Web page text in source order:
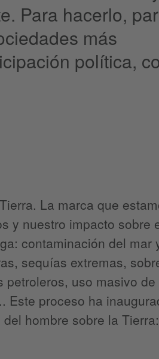
Para hacerlo,
más
política,
La marca que
y nuestro impacto sobre
contaminación del mar
sequías extremas,
uso masivo
Este proceso ha
hombre sobre la